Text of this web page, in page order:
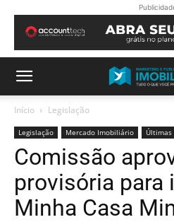
Início Legislação
Legislação Mercado Imobiliário
Comissão
provisória para
Minha Casa